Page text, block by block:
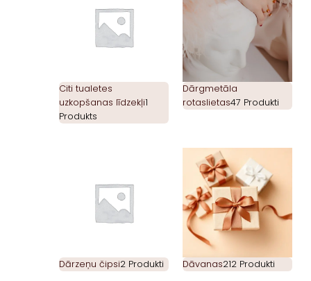
Citi tualetes
uzkopšanas līdzekļi1
Produkts
Dārgmetāla
rotaslietas47 Produkti
Dārzeņu čipsi2 Produkti Dāvanas212 Produkti